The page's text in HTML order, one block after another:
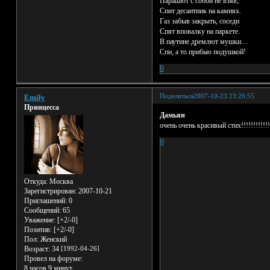
Спит десантник на камнях.
Газ забыв закрыть, соседи
Спят вповалку на паркете.
В паутине дремлют мушки…
Спи, а то прибью подушкой!
0
Поделиться2007-10-23 23:26:55
Emily
Принцесса
Откуда:Москва
Зарегистрирован: 2007-10-21
Приглашений:0
Сообщений:65
Уважение: [+2/-0]
Позитив: [+2/-0]
Пол:Женский
Возраст:34 [1992-04-26]
Провел на форуме:
8 часов 9 минут
Дамьян
очень очень красивый
0